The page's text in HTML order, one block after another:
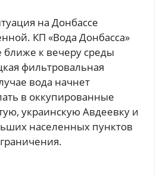
на Донбассе
КП «Вода Донбасса»
ближе к вечеру среды
фильтровальная
вода начнет
в оккупированные
украинскую Авдеевку и
населенных пунктов